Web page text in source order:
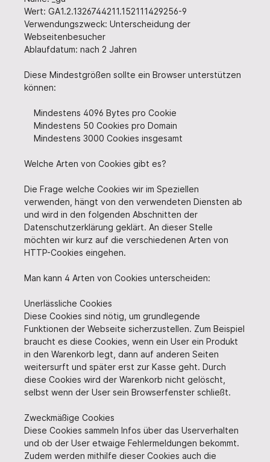
Wert: GA1.2.1326744211.152111429256-9
Verwendungszweck: Unterscheidung der
Webseitenbesucher
Ablaufdatum: nach 2 Jahren
Diese Mindestgrößen sollte ein Browser unterstützen
können:
Mindestens 4096 Bytes pro Cookie
Mindestens 50 Cookies pro Domain
Mindestens 3000 Cookies insgesamt
Welche Arten von Cookies gibt es?
Die Frage welche Cookies wir im Speziellen
verwenden, hängt von den verwendeten Diensten ab
und wird in den folgenden Abschnitten der
Datenschutzerklärung geklärt. An dieser Stelle
möchten wir kurz auf die verschiedenen Arten von
HTTP-Cookies eingehen.
Man kann 4 Arten von Cookies unterscheiden:
Unerlässliche Cookies
Diese Cookies sind nötig, um grundlegende
Funktionen der Webseite sicherzustellen. Zum Beispiel
braucht es diese Cookies, wenn ein User ein Produkt
in den Warenkorb legt, dann auf anderen Seiten
weitersurft und später erst zur Kasse geht. Durch
diese Cookies wird der Warenkorb nicht gelöscht,
selbst wenn der User sein Browserfenster schließt.
Zweckmäßige Cookies
Diese Cookies sammeln Infos über das Userverhalten
und ob der User etwaige Fehlermeldungen bekommt.
Zudem werden mithilfe dieser Cookies auch die